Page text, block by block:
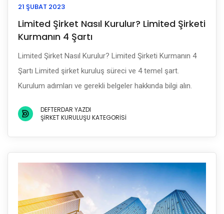
21 ŞUBAT 2023
Limited Şirket Nasıl Kurulur? Limited Şirketi
Kurmanın 4 Şartı
Limited Şirket Nasıl Kurulur? Limited Şirketi Kurmanın 4
Şartı Limited şirket kuruluş süreci ve 4 temel şart.
Kurulum adımları ve gerekli belgeler hakkında bilgi alın.
DEFTERDAR YAZDI
ŞIRKET KURULUŞU KATEGORISI